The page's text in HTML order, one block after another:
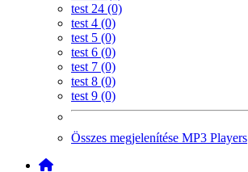
test 24 (0)
test 4 (0)
test 5 (0)
test 6 (0)
test 7 (0)
test 8 (0)
test 9 (0)
Összes megjelenítése MP3 Players